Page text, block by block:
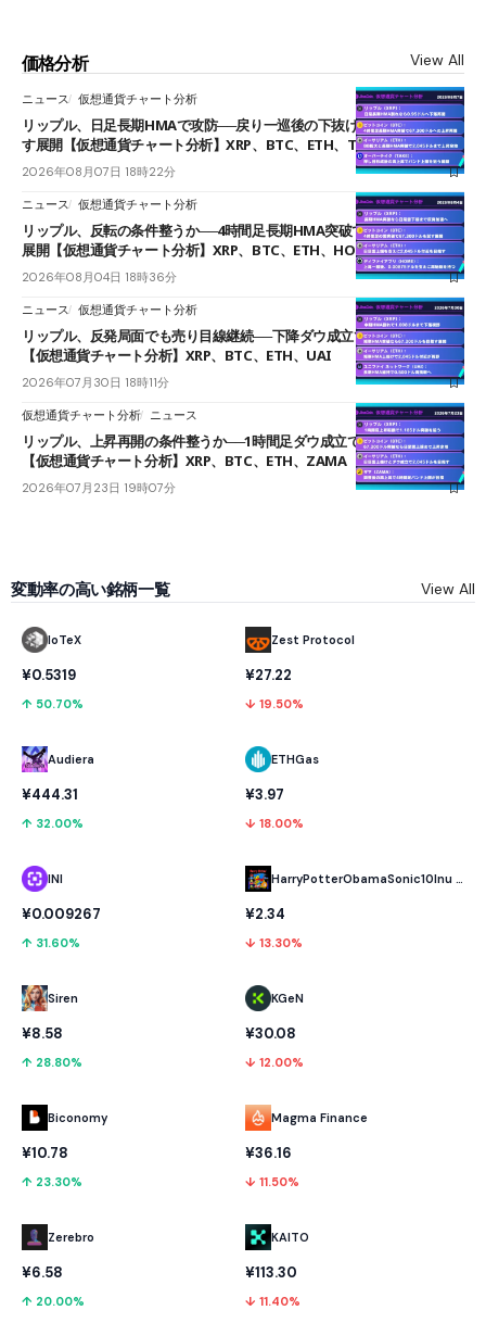
価格分析 View All
ニュース 仮想通貨チャート分析
リップル、日足長期HMAで攻防──戻り一巡後の下抜けで0.95ドルを試
す展開【仮想通貨チャート分析】XRP、BTC、ETH、TAKE
2026年08月07日 18時22分
ニュース 仮想通貨チャート分析
リップル、反転の条件整うか──4時間足長期HMA突破で雲下端を目指す
展開【仮想通貨チャート分析】XRP、BTC、ETH、HOME
2026年08月04日 18時36分
ニュース 仮想通貨チャート分析
リップル、反発局面でも売り目線継続──下降ダウ成立で下値追う展開
【仮想通貨チャート分析】XRP、BTC、ETH、UAI
2026年07月30日 18時11分
仮想通貨チャート分析 ニュース
リップル、上昇再開の条件整うか──1時間足ダウ成立で1.185ドルを狙う
【仮想通貨チャート分析】XRP、BTC、ETH、ZAMA
2026年07月23日 19時07分
変動率の高い銘柄一覧 View All
IoTeX
¥0.5319
↑ 50.70%
Audiera
¥444.31
↑ 32.00%
INI
¥0.009267
↑ 31.60%
Siren
¥8.58
↑ 28.80%
Biconomy
¥10.78
↑ 23.30%
Zerebro
¥6.58
↑ 20.00%
Zest Protocol
¥27.22
↓ 19.50%
ETHGas
¥3.97
↓ 18.00%
HarryPotterObamaSonic10Inu (ETH)
¥2.34
↓ 13.30%
KGeN
¥30.08
↓ 12.00%
Magma Finance
¥36.16
↓ 11.50%
KAITO
¥113.30
↓ 11.40%